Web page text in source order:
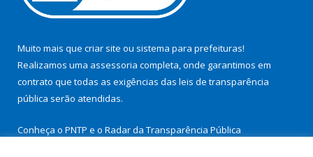
Muito mais que criar site ou sistema para prefeituras!
Realizamos uma assessoria completa, onde garantimos em
contrato que todas as exigências das leis de transparência
pública serão atendidas.
Conheça o PNTP e o Radar da Transparência Pública